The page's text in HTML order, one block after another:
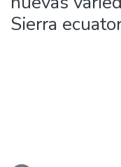
Sierra